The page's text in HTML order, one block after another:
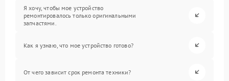
Я хочу, чтобы мое устройство
ремонтировалось только оригинальными
запчастями.
Как я узнаю, что мое устройство готово?
От чего зависит срок ремонта техники?